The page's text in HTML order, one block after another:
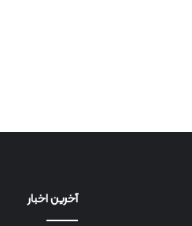
آخرین اخبار